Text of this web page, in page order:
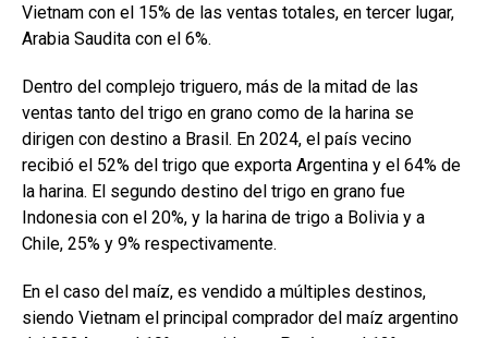
Vietnam con el 15% de las ventas totales, en tercer lugar,
Arabia Saudita con el 6%.
Dentro del complejo triguero, más de la mitad de las
ventas tanto del trigo en grano como de la harina se
dirigen con destino a Brasil. En 2024, el país vecino
recibió el 52% del trigo que exporta Argentina y el 64% de
la harina. El segundo destino del trigo en grano fue
Indonesia con el 20%, y la harina de trigo a Bolivia y a
Chile, 25% y 9% respectivamente.
En el caso del maíz, es vendido a múltiples destinos,
siendo Vietnam el principal comprador del maíz argentino